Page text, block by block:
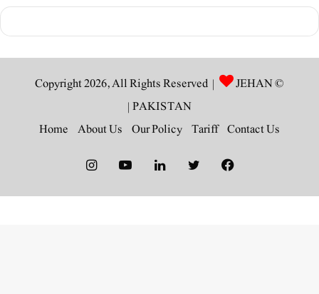
© Copyright 2026, All Rights Reserved |
JEHAN
PAKISTAN
|
Contact Us
Tariff
Our Policy
About Us
Home
Facebook
Twitter
LinkedIn
YouTube
Instagram